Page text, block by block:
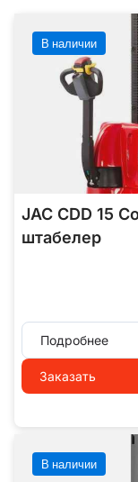
В наличии
JAC CDD 15
штабелер
Подробнее
Заказать
В наличии